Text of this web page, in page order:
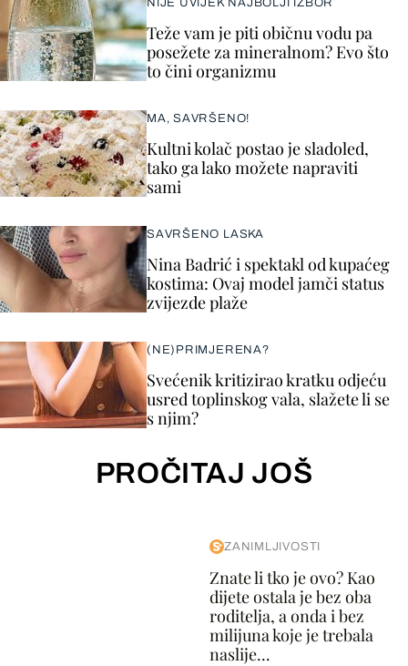
NIJE UVIJEK NAJBOLJI IZBOR
Teže vam je piti običnu vodu pa
posežete za mineralnom? Evo što
to čini organizmu
MA, SAVRŠENO!
Kultni kolač postao je sladoled,
tako ga lako možete napraviti
sami
SAVRŠENO LASKA
Nina Badrić i spektakl od kupaćeg
kostima: Ovaj model jamči status
zvijezde plaže
(NE)PRIMJERENA?
Svećenik kritizirao kratku odjeću
usred toplinskog vala, slažete li se
s njim?
PROČITAJ JOŠ
ZANIMLJIVOSTI
Znate li tko je ovo? Kao
dijete ostala je bez oba
roditelja, a onda i bez
milijuna koje je trebala
naslije...